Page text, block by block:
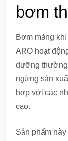
bơm
Bơm màng
ARO hoạt
dưỡng thường
ngừng sản
hợp với các
cao.
Sản phẩm